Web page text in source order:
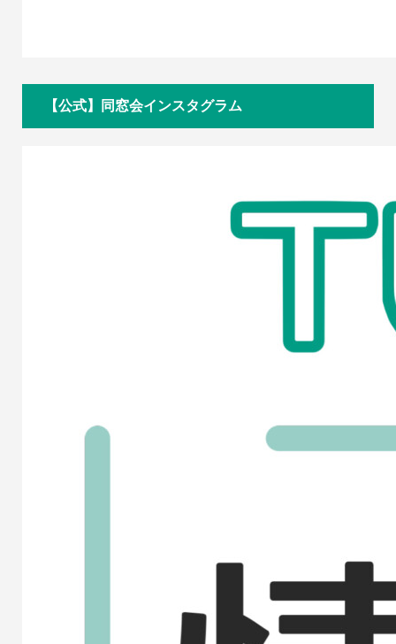
【公式】同窓会インスタグラム